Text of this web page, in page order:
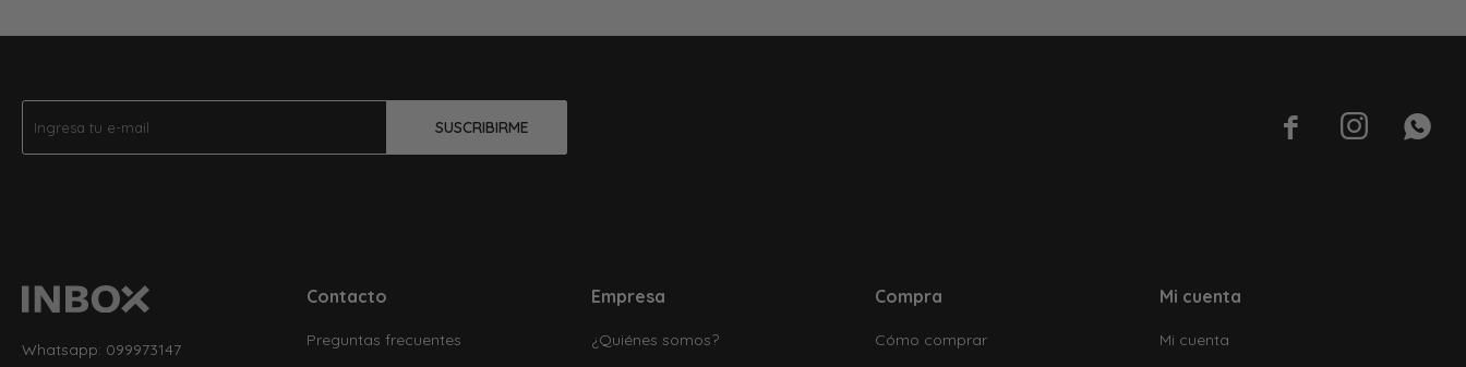
SUSCRIBIRME   
Whatsapp: 099973147
Contacto
Preguntas frecuentes
Empresa
¿Quiénes somos?
Compra
Cómo comprar
Mi cuenta
Mi cuenta